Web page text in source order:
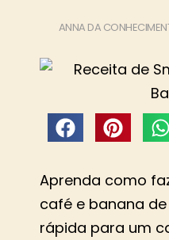
ANNA DA
Aprenda como
café e banana
rápida para um